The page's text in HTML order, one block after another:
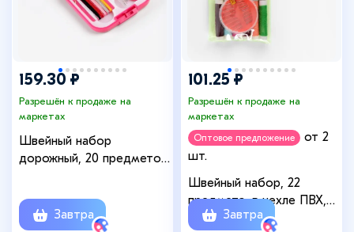
159.30 ₽
Разрешён к продаже на
маркетах
Швейный набор
дорожный, 20 предметов,
МИКСЗавтра
101.25 ₽
Разрешён к продаже на
маркетах
Оптовое предложение
от 2
шт.
Швейный набор, 22
предмета, в чехле ПВХ,
13×9 см, МИКС
Завтра